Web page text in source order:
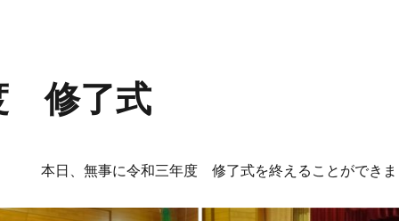
修了式
本日、無事に令和三年度 修了式を終えることができ